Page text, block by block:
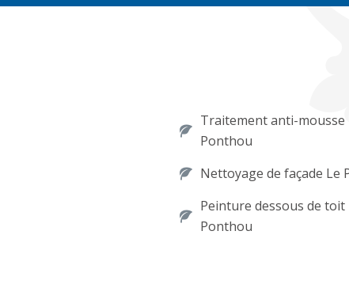
Traitement anti-mousse
Ponthou
Nettoyage de façade Le
Peinture dessous de toit
Ponthou